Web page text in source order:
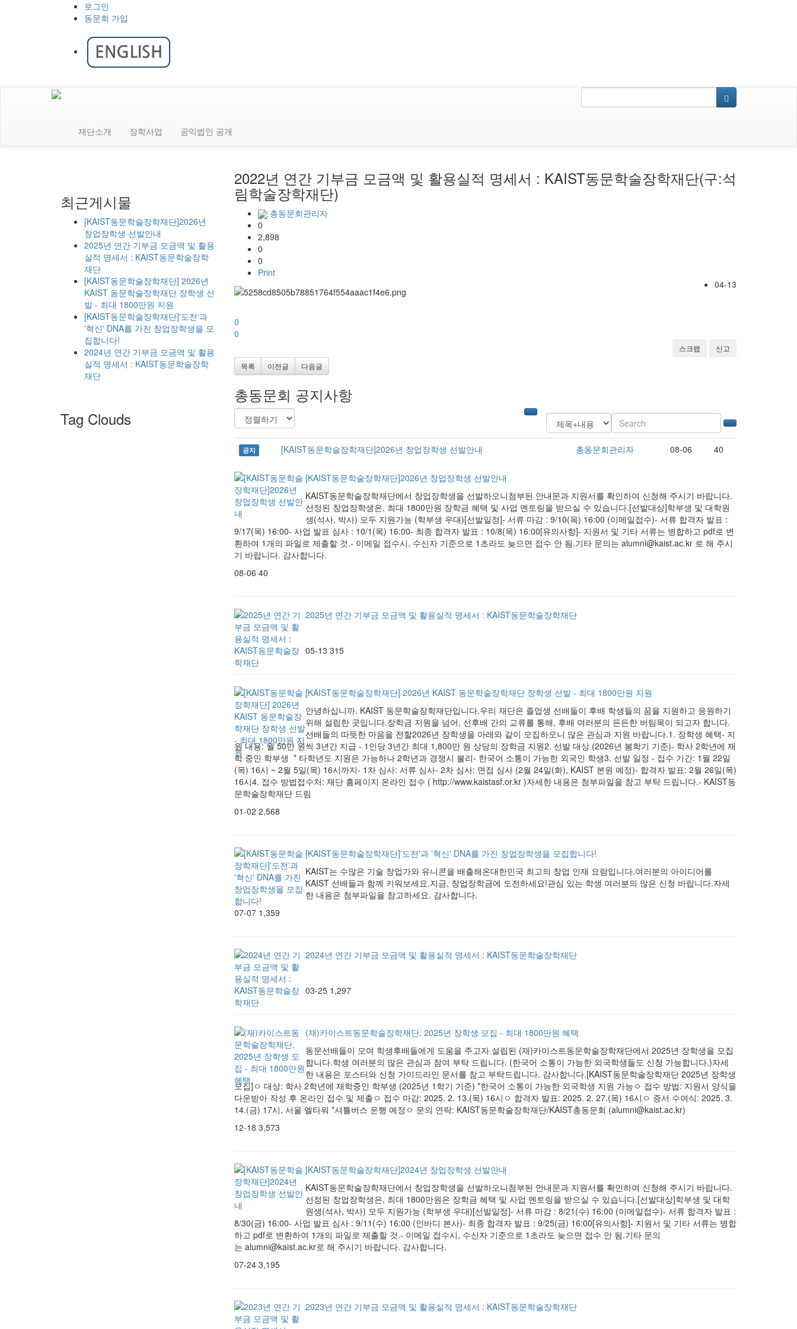
로그인
동문회 가입
재단소개 장학사업 공익법인 공개
최근게시물
[KAIST동문학술장학재단]2026년
창업장학생 선발안내
2025년 연간 기부금 모금액 및 활용
실적 명세서 : KAIST동문학술장학
재단
[KAIST동문학술장학재단] 2026년
KAIST 동문학술장학재단 장학생 선
발 - 최대 1800만원 지원
[KAIST동문학술장학재단]'도전'과
'혁신' DNA를 가진 창업장학생을 모
집합니다!
2024년 연간 기부금 모금액 및 활용
실적 명세서 : KAIST동문학술장학
재단
Tag Clouds
2022년 연간 기부금 모금액 및 활용실적 명세서 : KAIST동문학술장학재단(구:석
림학술장학재단)
총동문회관리자
0
2,898
0
0
Print
04-13
0
0
스크랩
신고
목록
이전글 다음글
총동문회 공지사항
공지 [KAIST동문학술장학재단]2026년 창업장학생 선발안내 총동문회관리자 08-06 40
[KAIST동문학술장학재단]2026년 창업장학생 선발안내
KAIST동문학술장학재단에서 창업장학생을 선발하오니첨부된 안내문과 지원서를 확인하여 신청해 주시기 바랍니다.
선정된 창업장학생은, 최대 1800만원 장학금 혜택 및 사업 멘토링을 받으실 수 있습니다.[선발대상]학부생 및 대학원
생(석사, 박사) 모두 지원가능 (학부생 우대)[선발일정]- 서류 마감 : 9/10(목) 16:00 (이메일접수)- 서류 합격자 발표 :
9/17(목) 16:00- 사업 발표 심사 : 10/1(목) 16:00- 최종 합격자 발표 : 10/8(목) 16:00[유의사항]- 지원서 및 기타 서류는 병합하고 pdf로 변
환하여 1개의 파일로 제출할 것.- 이메일 접수시, 수신자 기준으로 1초라도 늦으면 접수 안 됨.기타 문의는 alumni@kaist.ac.kr 로 해 주시
기 바랍니다. 감사합니다.
08-06 40
2025년 연간 기부금 모금액 및 활용실적 명세서 : KAIST동문학술장학재단
05-13 315
[KAIST동문학술장학재단] 2026년 KAIST 동문학술장학재단 장학생 선발 - 최대 1800만원 지원
안녕하십니까. KAIST 동문학술장학재단입니다.우리 재단은 졸업생 선배들이 후배 학생들의 꿈을 지원하고 응원하기
위해 설립한 곳입니다.장학금 지원을 넘어, 선후배 간의 교류를 통해, 후배 여러분의 든든한 버팀목이 되고자 합니다.
선배들의 따뜻한 마음을 전할2026년 장학생을 아래와 같이 모집하오니 많은 관심과 지원 바랍니다.1. 장학생 혜택- 지
원 내용: 월 50만 원씩 3년간 지급 - 1인당 3년간 최대 1,800만 원 상당의 장학금 지원2. 선발 대상 (2026년 봄학기 기준)- 학사 2학년에 재
학 중인 학부생 * 타학년도 지원은 가능하나 2학년과 경쟁시 불리- 한국어 소통이 가능한 외국인 학생3. 선발 일정 - 접수 기간: 1월 22일
(목) 16시 ~ 2월 5일(목) 16시까지- 1차 심사: 서류 심사- 2차 심사: 면접 심사 (2월 24일(화), KAIST 본원 예정)- 합격자 발표: 2월 26일(목)
16시4. 접수 방법접수처: 재단 홈페이지 온라인 접수 ( http://www.kaistasf.or.kr )자세한 내용은 첨부파일을 참고 부탁 드립니다.- KAIST동
문학술장학재단 드림
01-02 2,568
[KAIST동문학술장학재단]'도전'과 '혁신' DNA를 가진 창업장학생을 모집합니다!
KAIST는 수많은 기술 창업가와 유니콘을 배출해온대한민국 최고의 창업 인재 요람입니다.여러분의 아이디어를
KAIST 선배들과 함께 키워보세요.지금, 창업장학금에 도전하세요!관심 있는 학생 여러분의 많은 신청 바랍니다.자세
한 내용은 첨부파일을 참고하세요. 감사합니다.
07-07 1,359
2024년 연간 기부금 모금액 및 활용실적 명세서 : KAIST동문학술장학재단
03-25 1,297
(재)카이스트동문학술장학재단, 2025년 장학생 모집 - 최대 1800만원 혜택
동문선배들이 모여 학생후배들에게 도움을 주고자 설립된 (재)카이스트동문학술장학재단에서 2025년 장학생을 모집
합니다.학생 여러분의 많은 관심과 참여 부탁 드립니다. (한국어 소통이 가능한 외국학생들도 신청 가능합니다.)자세
한 내용은 포스터와 신청 가이드라인 문서를 참고 부탁드립니다. 감사합니다.[KAIST동문학술장학재단 2025년 장학생
모집]ㅇ 대상: 학사 2학년에 재학중인 학부생 (2025년 1학기 기준) *한국어 소통이 가능한 외국학생 지원 가능ㅇ 접수 방법: 지원서 양식을
다운받아 작성 후 온라인 접수 및 제출ㅇ 접수 마감: 2025. 2. 13.(목) 16시ㅇ 합격자 발표: 2025. 2. 27.(목) 16시ㅇ 증서 수여식: 2025. 3.
14.(금) 17시, 서울 엘타워 *셔틀버스 운행 예정ㅇ 문의 연락: KAIST동문학술장학재단/KAIST총동문회 (alumni@kaist.ac.kr)
12-18 3,573
[KAIST동문학술장학재단]2024년 창업장학생 선발안내
KAIST동문학술장학재단에서 창업장학생을 선발하오니첨부된 안내문과 지원서를 확인하여 신청해 주시기 바랍니다.
선정된 창업장학생은, 최대 1800만원은 장학금 혜택 및 사업 멘토링을 받으실 수 있습니다.[선발대상]학부생 및 대학
원생(석사, 박사) 모두 지원가능 (학부생 우대)[선발일정]- 서류 마감 : 8/21(수) 16:00 (이메일접수)- 서류 합격자 발표 :
8/30(금) 16:00- 사업 발표 심사 : 9/11(수) 16:00 (인바디 본사)- 최종 합격자 발표 : 9/25(금) 16:00[유의사항]- 지원서 및 기타 서류는 병합
하고 pdf로 변환하여 1개의 파일로 제출할 것.- 이메일 접수시, 수신자 기준으로 1초라도 늦으면 접수 안 됨.기타 문의
는 alumni@kaist.ac.kr로 해 주시기 바랍니다. 감사합니다.
07-24 3,195
2023년 연간 기부금 모금액 및 활용실적 명세서 : KAIST동문학술장학재단